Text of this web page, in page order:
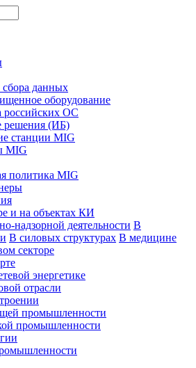
данных
оборудование
российских ОС
решения (ИБ)
станции MIG
MIG
политика MIG
и на объектах КИ
надзорной деятельности В
В силовых структурах В медицине
секторе
энергетике
отрасли
промышленности
промышленности